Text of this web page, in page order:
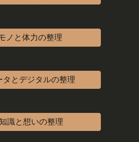
ノと体力の整理
タとデジタルの整理
識と想いの整理